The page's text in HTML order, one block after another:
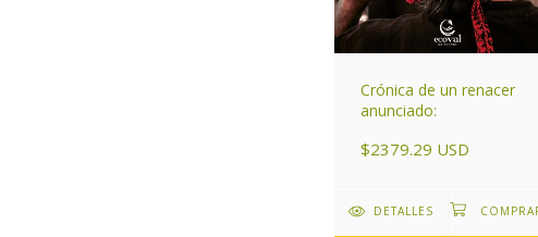
Crónica de un renacer
anunciado:
$2379.29 USD
DETALLES